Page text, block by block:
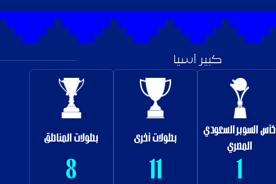
كبير آسيا
كأس السوبر السعودي
المصري
1
بطولات أخرى
11
بطولات المناطق
8